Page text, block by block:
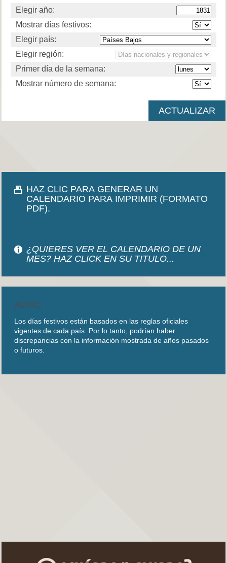
Elegir año:
Mostrar días festivos:
Elegir país:
Elegir región:
Primer día de la semana:
Mostrar número de semana:
HAZ CLIC PARA GENERAR UN
CALENDARIO PARA IMPRIMIR (FORMATO
PDF).
¿QUIERES VER EL CALENDARIO DE UN
MES? HAZ CLICK EN SU TITULO...
AVISO
Los días festivos están basados en las reglas oficiales
vigentes de cada país. Por lo tanto, podrían haber
discrepancias con la información mostrada de años pasados
o futuros.